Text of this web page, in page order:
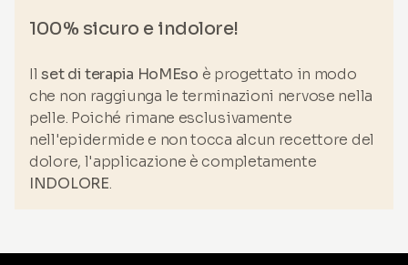
100% sicuro e indolore!
Ilset di terapia HoMEso è progettato in modo
che non raggiunga le terminazioni nervose nella
pelle. Poiché rimane esclusivamente
nell'epidermide e non tocca alcun recettore del
dolore, l'applicazione è completamente
INDOLORE.